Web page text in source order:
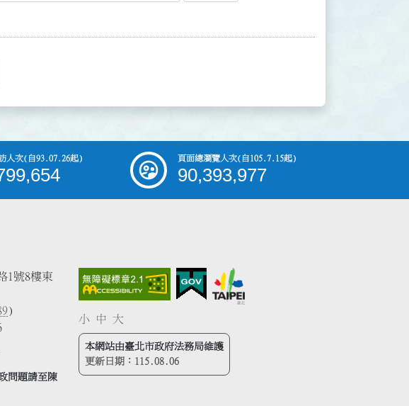
人次(自93.07.26起) 頁面總瀏覽人次(自105.7.15起)
90,393,977
1號8樓東
)
問題請至陳
小 中 大
本網站由臺北市政府法務局維護
更新日期： 115.08.06